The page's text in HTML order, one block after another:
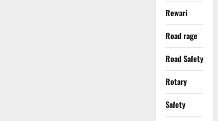
Rewari
Road rage
Road Safety
Rotary
Safety